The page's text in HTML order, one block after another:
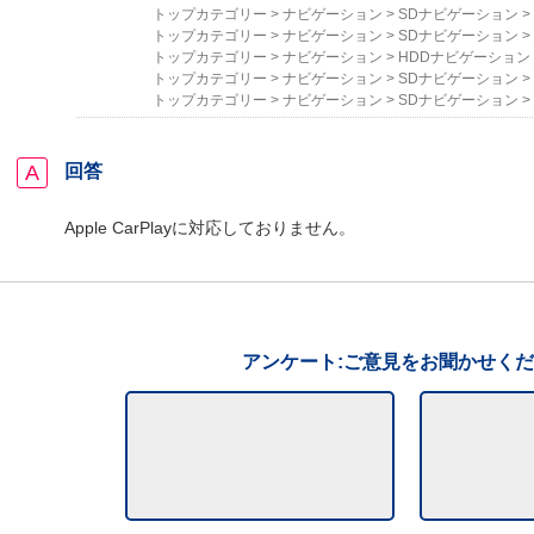
トップカテゴリー > ナビゲーション > SDナビゲーション >
トップカテゴリー > ナビゲーション > SDナビゲーション >
トップカテゴリー > ナビゲーション > HDDナビゲーション
トップカテゴリー > ナビゲーション > SDナビゲーション >
トップカテゴリー > ナビゲーション > SDナビゲーション >
回答
Apple CarPlayに対応しておりません。
アンケート:ご意見をお聞かせく